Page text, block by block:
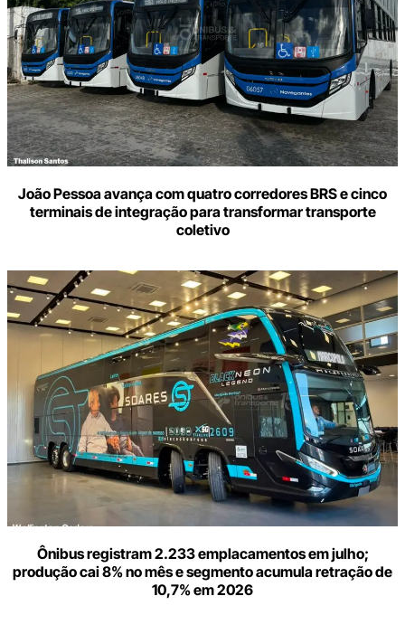
João Pessoa avança com quatro corredores BRS e cinco
terminais de integração para transformar transporte
coletivo
Ônibus registram 2.233 emplacamentos em julho;
produção cai 8% no mês e segmento acumula retração de
10,7% em 2026